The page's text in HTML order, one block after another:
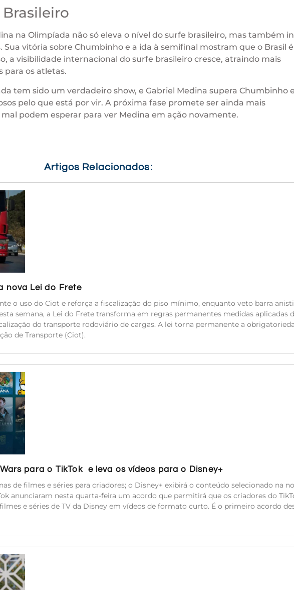
na Olimpíada não só eleva o nível do surfe brasileiro, mas também
Sua vitória sobre Chumbinho e a ida à semifinal mostram que o Brasil
a visibilidade internacional do surfe brasileiro cresce, atraindo mais
para os atletas.
tem sido um verdadeiro show, e Gabriel Medina supera Chumbinho
pelo que está por vir. A próxima fase promete ser ainda mais
podem esperar para ver Medina em ação novamente.
Artigos Relacionados:
nova Lei do Frete
o uso do Ciot e reforça a fiscalização do piso mínimo, enquanto veto barra
semana, a Lei do Frete transforma em regras permanentes medidas aplicadas
do transporte rodoviário de cargas. A lei torna permanente a
de Transporte (Ciot).
para o TikTok e leva os vídeos para o Disney+
de filmes e séries para criadores; o Disney+ exibirá o conteúdo selecionado na
anunciaram nesta quarta-feira um acordo que permitirá que os criadores do
e séries de TV da Disney em vídeos de formato curto. É o primeiro acordo